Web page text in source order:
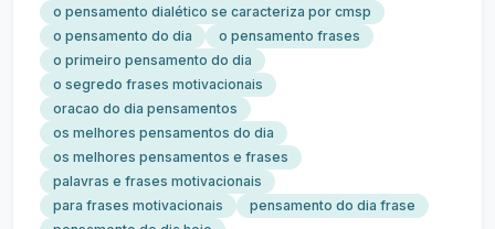
o pensamento dialético se caracteriza por cmsp
o pensamento do dia
o pensamento frases
o primeiro pensamento do dia
o segredo frases motivacionais
oracao do dia pensamentos
os melhores pensamentos do dia
os melhores pensamentos e frases
palavras e frases motivacionais
para frases motivacionais
pensamento do dia frase